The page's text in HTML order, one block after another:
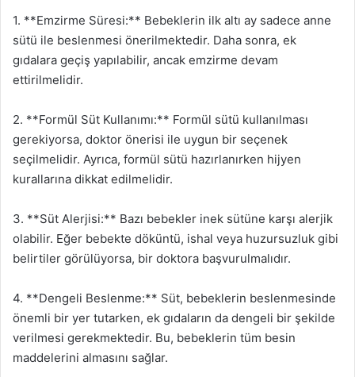
1. **Emzirme Süresi:** Bebeklerin ilk altı ay sadece anne
sütü ile beslenmesi önerilmektedir. Daha sonra, ek
gıdalara geçiş yapılabilir, ancak emzirme devam
ettirilmelidir.
2. **Formül Süt Kullanımı:** Formül sütü kullanılması
gerekiyorsa, doktor önerisi ile uygun bir seçenek
seçilmelidir. Ayrıca, formül sütü hazırlanırken hijyen
kurallarına dikkat edilmelidir.
3. **Süt Alerjisi:** Bazı bebekler inek sütüne karşı alerjik
olabilir. Eğer bebekte döküntü, ishal veya huzursuzluk gibi
belirtiler görülüyorsa, bir doktora başvurulmalıdır.
4. **Dengeli Beslenme:** Süt, bebeklerin beslenmesinde
önemli bir yer tutarken, ek gıdaların da dengeli bir şekilde
verilmesi gerekmektedir. Bu, bebeklerin tüm besin
maddelerini almasını sağlar.